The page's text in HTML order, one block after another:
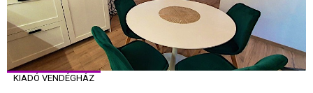
KIADÓ VENDÉGHÁZ